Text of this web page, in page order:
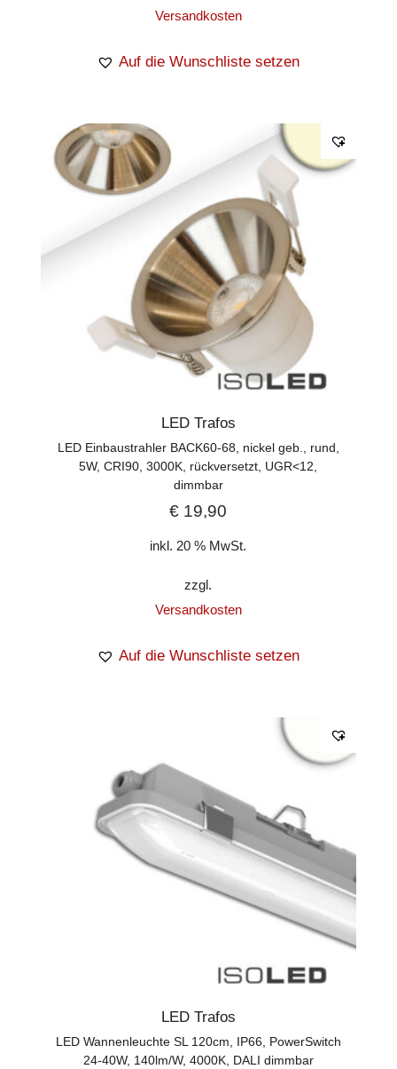
Versandkosten
Auf die Wunschliste setzen
LED Trafos
LED Einbaustrahler BACK60-68, nickel geb., rund,
5W, CRI90, 3000K, rückversetzt, UGR<12,
dimmbar
€ 19,90
inkl. 20 % MwSt.
zzgl.
Versandkosten
Auf die Wunschliste setzen
LED Trafos
LED Wannenleuchte SL 120cm, IP66, PowerSwitch
24-40W, 140lm/W, 4000K, DALI dimmbar